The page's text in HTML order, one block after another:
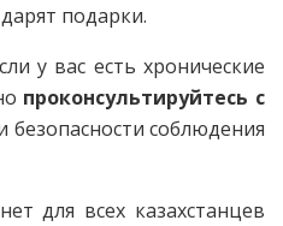
подарки.
у вас есть хронические
проконсультируйтесь с
безопасности соблюдения
для всех казахстанцев